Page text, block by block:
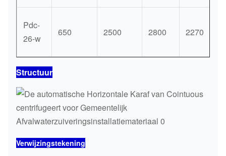
Pdc-
26-w
650 2500 2800 2270
Structuur
Verwijzingstekening